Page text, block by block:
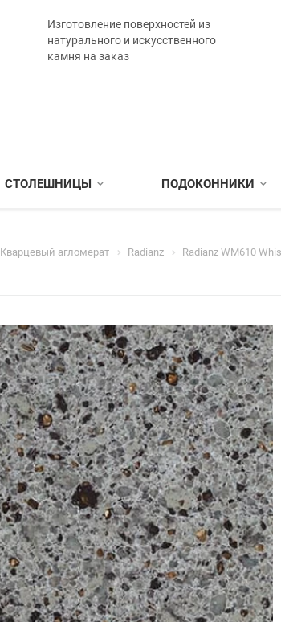
Изготовление поверхностей из
натурального и искусственного
камня на заказ
СТОЛЕШНИЦЫ ПОДОКОННИКИ
Кварцевый агломерат Radianz Radianz WM610